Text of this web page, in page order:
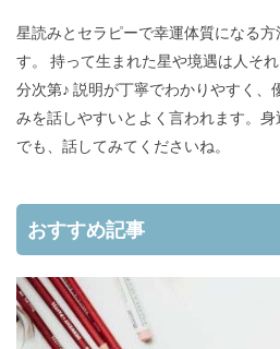
星読みとセラピーで幸運体質になる
す。 持って生まれた星や境遇は人そ
分次第♪ 説明が丁寧でわかりやすく、
みを話しやすいとよく言われます。
でも、話してみてくださいね。
おすすめ記事